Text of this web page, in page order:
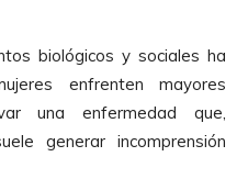
biológicos y sociales ha
enfrenten mayores
una enfermedad que,
generar incomprensión